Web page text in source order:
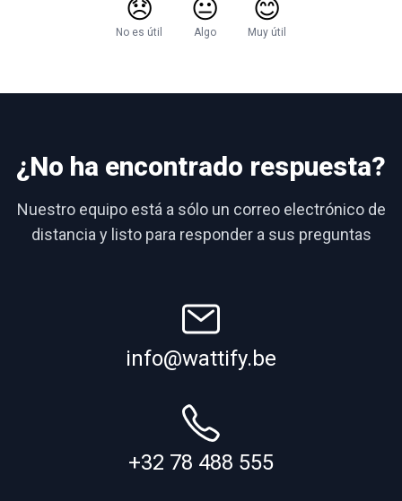
😞
No es útil
😐
Algo
😊
Muy útil
¿No ha encontrado respuesta?
Nuestro equipo está a sólo un correo electrónico de
distancia y listo para responder a sus preguntas
info@wattify.be
+32 78 488 555